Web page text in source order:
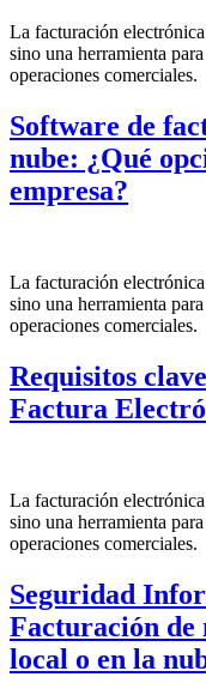
La facturación
sino una herramienta
operaciones comerciales.
Software de
nube: ¿Qué
empresa?
La facturación
sino una herramienta
operaciones comerciales.
Requisitos
Factura
La facturación
sino una herramienta
operaciones comerciales.
Seguridad
Facturación de
local o en la